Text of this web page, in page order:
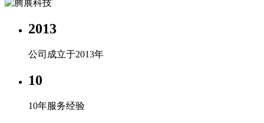
2013
公司成立于2013年
10
10年服务经验